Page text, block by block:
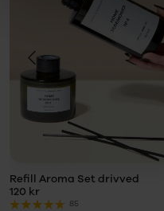
Refill Aroma Set drivved
120 kr
85